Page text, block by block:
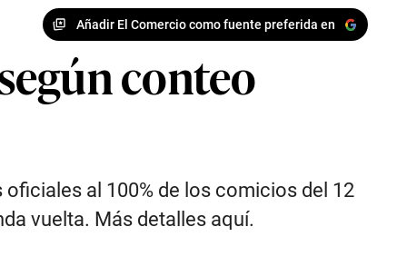
Añadir El Comercio como fuente preferida en
conteo
al 100% de los comicios del 12
vuelta. Más detalles aquí.